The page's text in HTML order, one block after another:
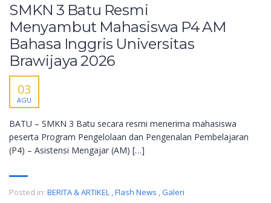
SMKN 3 Batu Resmi
Menyambut Mahasiswa P4 AM
Bahasa Inggris Universitas
Brawijaya 2026
03
AGU
BATU – SMKN 3 Batu secara resmi menerima mahasiswa
peserta Program Pengelolaan dan Pengenalan Pembelajaran
(P4) – Asistensi Mengajar (AM) […]
Posted in: BERITA & ARTIKEL ,Flash News ,Galeri